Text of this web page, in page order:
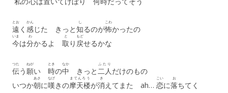
遠
とお
く 感
かん
じた きっと知
し
るのが怖
こわ
かったの
今
いま
は分
わ
かるよ 取
と
り 戻
もど
せるかな
伝
つた
う願
ねが
い 時
とき
の中
なか
きっと二人
ふたり
だけのもの
いつか朝
あさ
に嘆
なげ
きの摩天楼
まてんろう
が消
き
えてまた ah… 恋
こい
に落
お
ちてく